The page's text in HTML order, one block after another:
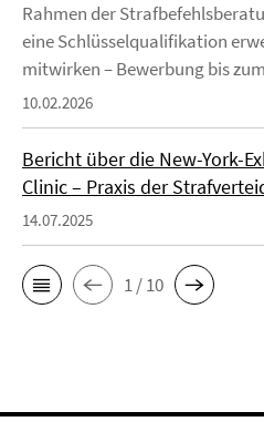
Rahmen der
eine Schlüsselqualifikation
mitwirken – Bewerbung bis
10.02.2026
Bericht über die New-York-
Clinic – Praxis der
14.07.2025
1 / 10